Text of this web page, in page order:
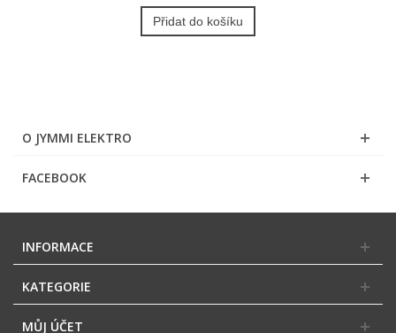
Přidat do košíku
O JYMMI ELEKTRO
FACEBOOK
INFORMACE
KATEGORIE
MŮJ ÚČET